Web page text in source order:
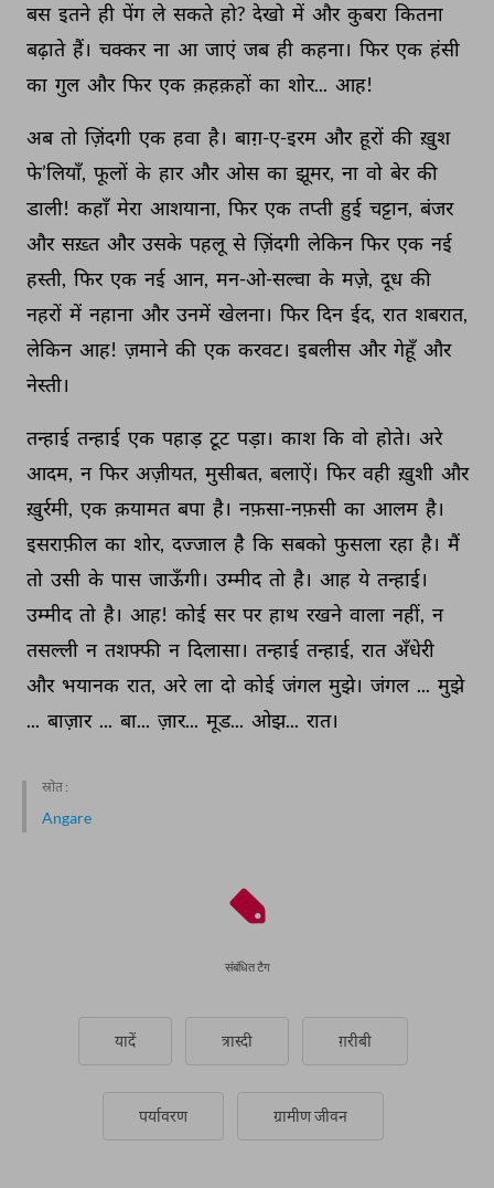
बस इतने ही पेंग ले सकते हो? देखो में और कुबरा कितना
बढ़ाते हैं। चक्कर ना आ जाएं जब ही कहना। फिर एक हंसी
का गुल और फिर एक क़हक़हों का शोर... आह!
अब तो ज़िंदगी एक हवा है। बाग़-ए-इरम और हूरों की ख़ुश
फे’लियाँ, फूलों के हार और ओस का झूमर, ना वो बेर की
डाली! कहाँ मेरा आशयाना, फिर एक तप्ती हुई चट्टान, बंजर
और सख़्त और उसके पहलू से ज़िंदगी लेकिन फिर एक नई
हस्ती, फिर एक नई आन, मन-ओ-सल्वा के मज़े, दूध की
नहरों में नहाना और उनमें खेलना। फिर दिन ईद, रात शबरात,
लेकिन आह! ज़माने की एक करवट। इबलीस और गेहूँ और
नेस्ती।
तन्हाई तन्हाई एक पहाड़ टूट पड़ा। काश कि वो होते। अरे
आदम, न फिर अज़ीयत, मुसीबत, बलाऐं। फिर वही ख़ुशी और
ख़ुर्रमी, एक क़यामत बपा है। नफ़सा-नफ़सी का आलम है।
इसराफ़ील का शोर, दज्जाल है कि सबको फुसला रहा है। मैं
तो उसी के पास जाऊँगी। उम्मीद तो है। आह ये तन्हाई।
उम्मीद तो है। आह! कोई सर पर हाथ रखने वाला नहीं, न
तसल्ली न तशफ्फी न दिलासा। तन्हाई तन्हाई, रात अँधेरी
और भयानक रात, अरे ला दो कोई जंगल मुझे। जंगल ... मुझे
... बाज़ार ... बा... ज़ार... मूड... ओझ... रात।
स्रोत :
Angare
संबंधित टैग
यादें त्रास्दी ग़रीबी
पर्यावरण ग्रामीण जीवन